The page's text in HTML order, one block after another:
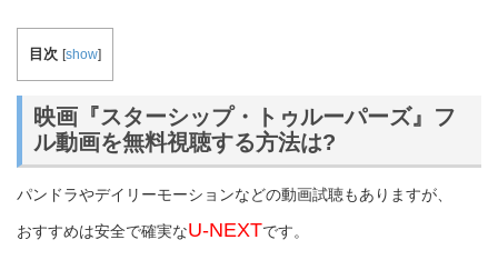
目次 [show]
映画『スターシップ・トゥルーパーズ』フ
ル動画を無料視聴する方法は?
パンドラやデイリーモーションなどの動画試聴もありますが、
おすすめは安全で確実なU-NEXTです。